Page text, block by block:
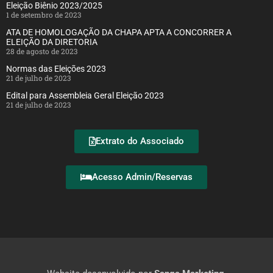
Eleição Biênio 2023/2025
1 de setembro de 2023
ATA DE HOMOLOGAÇÃO DA CHAPA APTA A CONCORRER A
ELEIÇÃO DA DIRETORIA
28 de agosto de 2023
Normas das Eleições 2023
21 de julho de 2023
Edital para Assembleia Geral Eleição 2023
21 de julho de 2023
Extrato do Associado
Acesso Admin/Reservas